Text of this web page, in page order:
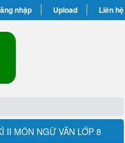
nhập Upload Liên hệ
II MÔN NGỮ VĂN LỚP 8